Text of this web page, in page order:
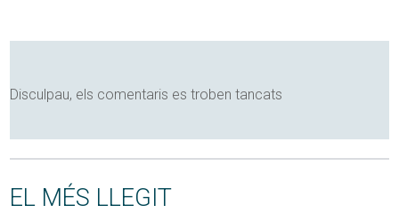
Disculpau, els comentaris es troben tancats
EL MÉS LLEGIT